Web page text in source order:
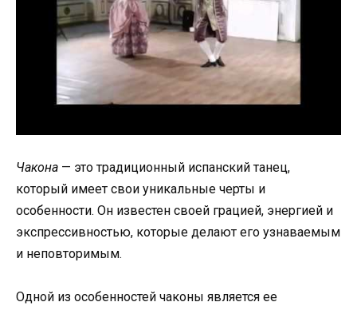
Чакона — это традиционный испанский танец,
который имеет свои уникальные черты и
особенности. Он известен своей грацией, энергией и
экспрессивностью, которые делают его узнаваемым
и неповторимым.
Одной из особенностей чаконы является ее